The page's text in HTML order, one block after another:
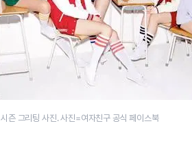
즌 그리팅 사진. 사진=여자친구 공식 페이스북